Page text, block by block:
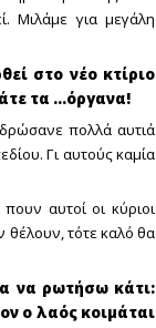
Μιλάμε για μεγάλη
στο νέο κτίριο
τα ...όργανα!
πολλά αυτιά
Γι αυτούς καμία
αυτοί οι κύριοι
θέλουν, τότε καλό θα
να ρωτήσω κάτι:
ο λαός κοιμάται